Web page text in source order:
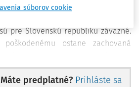
s Ústavou SR č. 460/1992 Zb. (ďalej
pre Slovenskú republiku záväzné.
ostane zachovaná
liečebného procesu množstvo
zákrokov, spojených neraz s
Máte predplatné? Prihláste sa
súborov cookie